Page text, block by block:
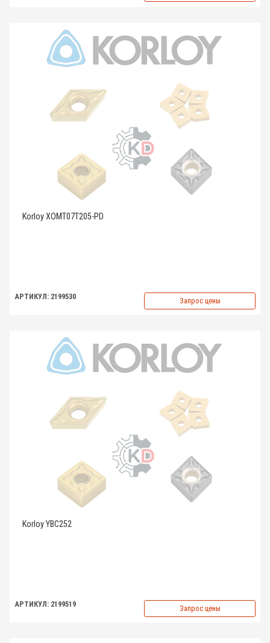
Korloy XOMT07T205-PD
АРТИКУЛ: 2199530 Запрос цены
Korloy YBC252
АРТИКУЛ: 2199519 Запрос цены